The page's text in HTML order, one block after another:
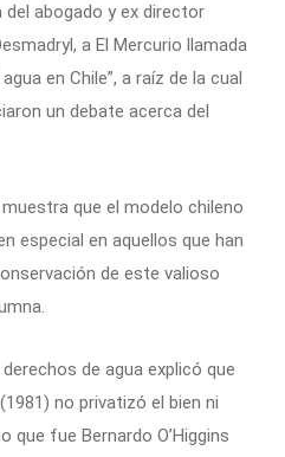
abogado y ex director
a El Mercurio llamada
en Chile”, a raíz de la cual
un debate acerca del
que el modelo chileno
especial en aquellos que han
de este valioso
de agua explicó que
no privatizó el bien ni
que fue Bernardo O’Higgins